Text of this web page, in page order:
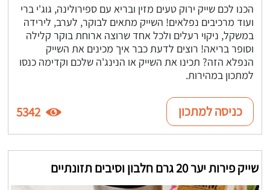
הכנו לכם שייק ירוק טעים מזין ובריא עם ספירולינה, גוג'י ברי
ועוד מרכיבים נפלאים! השייק מתאים לבוקר, לערב, לירידה
במשקל, ניקוי רעלים ולכל אחד שרוצה ארוחת בוקר קלילה
וסופר בריאה! רוצים לדעת כבר איך מכינים את השייק
הנפלא הזה? תכינו את השייק או הנינג'ה שלכם וקדימה כנסו
למתכון במהירות.
כניסה למתכון 5342
שייק פירות יער 20 גרם חלבון וסיבים תזונתיים